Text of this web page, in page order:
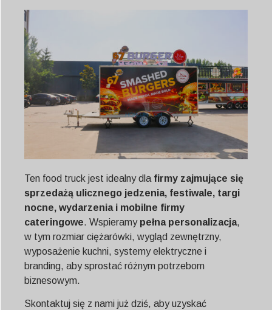
Ten food truck jest idealny dla firmy zajmujące się
sprzedażą ulicznego jedzenia, festiwale, targi
nocne, wydarzenia i mobilne firmy
cateringowe. Wspieramy pełna personalizacja,
w tym rozmiar ciężarówki, wygląd zewnętrzny,
wyposażenie kuchni, systemy elektryczne i
branding, aby sprostać różnym potrzebom
biznesowym.
Skontaktuj się z nami już dziś, aby uzyskać